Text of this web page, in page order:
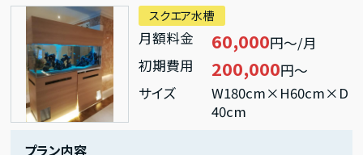
スクエア水槽
月額料金 60,000円～/月
初期費用
200,000円～
サイズ
W180cm×H60cm×D
40cm
プラン内容